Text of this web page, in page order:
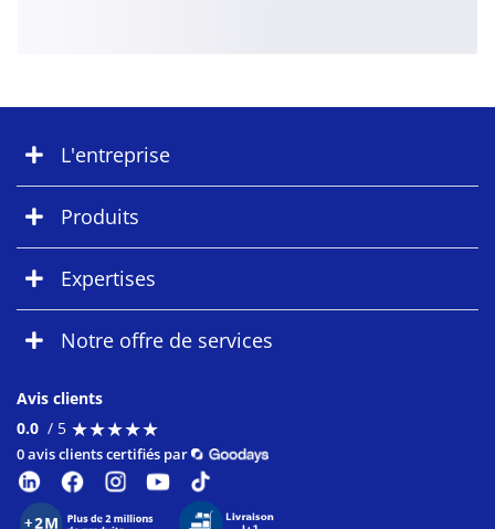
L'entreprise
Produits
Expertises
Notre offre de services
Avis clients
0.0 / 5 ★★★★★
★★★★★
0 avis clients certifiés par